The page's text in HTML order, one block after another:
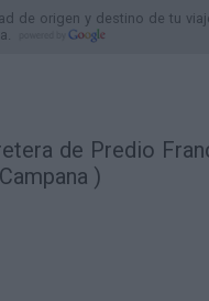
de origen y destino de tu
.
de Predio
)